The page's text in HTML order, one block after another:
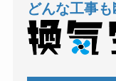
どんな工事